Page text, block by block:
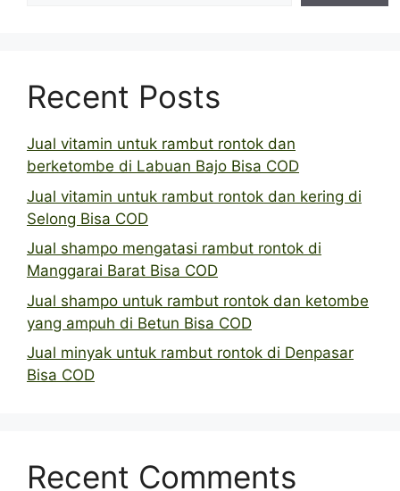
Recent Posts
Jual vitamin untuk rambut rontok dan
berketombe di Labuan Bajo Bisa COD
Jual vitamin untuk rambut rontok dan kering di
Selong Bisa COD
Jual shampo mengatasi rambut rontok di
Manggarai Barat Bisa COD
Jual shampo untuk rambut rontok dan ketombe
yang ampuh di Betun Bisa COD
Jual minyak untuk rambut rontok di Denpasar
Bisa COD
Recent Comments